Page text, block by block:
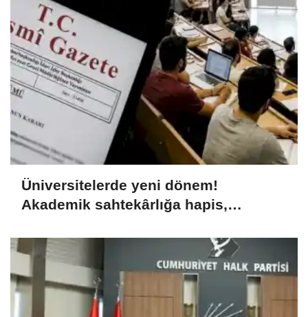
Üniversitelerde yeni dönem!
Akademik sahtekârlığa hapis,